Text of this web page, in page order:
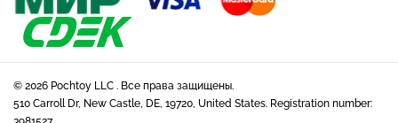
© 2026 Pochtoy LLC . Все права защищены.
510 Carroll Dr, New Castle, DE, 19720, United States. Registration number: